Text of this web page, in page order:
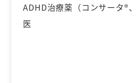
ADHD治療薬（コンサータ®
医